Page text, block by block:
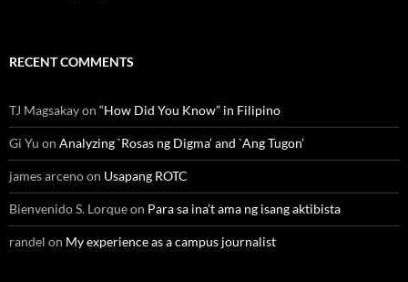
RECENT COMMENTS
TJ Magsakayon “How Did You Know” in Filipino
Gi Yu on Analyzing `Rosas ng Digma’ and `Ang Tugon’
james arcenoon Usapang ROTC
Bienvenido S. Lorqueon Para sa ina’t ama ng isang aktibista
randel on My experience as a campus journalist